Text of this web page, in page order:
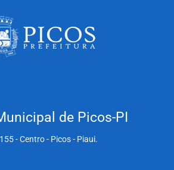
de Picos-PI
- Centro - Picos - Piaui.